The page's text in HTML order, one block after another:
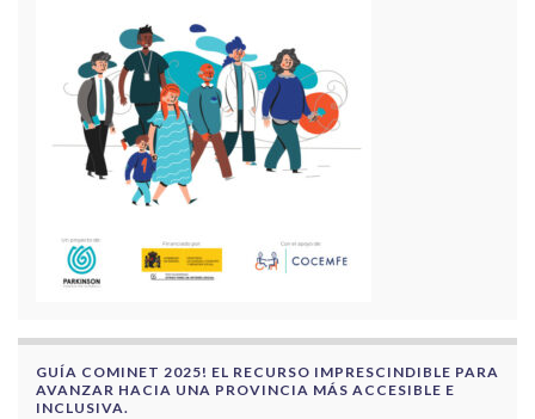
GUÍA COMINET 2025! EL RECURSO IMPRESCINDIBLE PARA
AVANZAR HACIA UNA PROVINCIA MÁS ACCESIBLE E
INCLUSIVA.